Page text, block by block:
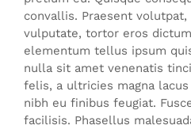
convallis. Praesent
vulputate, tortor eros
elementum tellus ipsum
nulla sit amet venenatis
felis, a ultricies magna lacus
nibh eu finibus feugiat.
facilisis. Phasellus